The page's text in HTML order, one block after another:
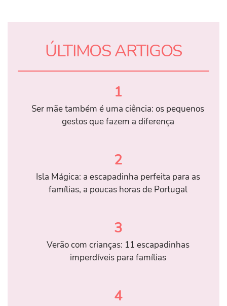
ÚLTIMOS ARTIGOS
1
Ser mãe também é uma ciência: os pequenos
gestos que fazem a diferença
2
Isla Mágica: a escapadinha perfeita para as
famílias, a poucas horas de Portugal
3
Verão com crianças: 11 escapadinhas
imperdíveis para famílias
4